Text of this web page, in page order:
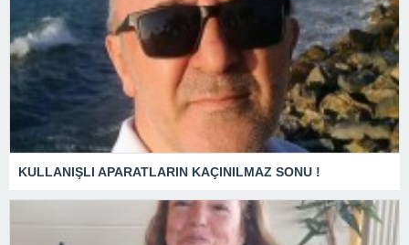
KULLANIŞLI APARATLARIN KAÇINILMAZ SONU !